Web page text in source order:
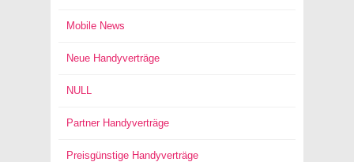
Mobile News
Neue Handyverträge
NULL
Partner Handyverträge
Preisgünstige Handyverträge